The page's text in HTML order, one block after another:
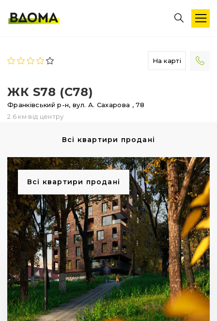
На карті
ЖК S78 (С78)
Франківський р-н, вул. А. Сахарова , 78
2.6 км від центру
Всі квартири продані
Всі квартири продані